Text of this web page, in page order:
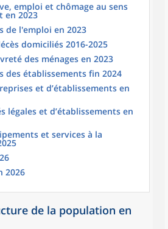
emploi et chômage au sens
en 2023
de l'emploi en 2023
domiciliés 2016-2025
des ménages en 2023
des établissements fin 2024
et d’établissements en
légales et d’établissements en
et services à la
2026
de la population en